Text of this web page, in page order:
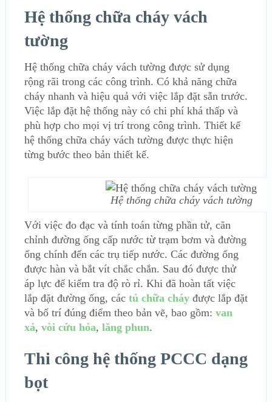
Hệ thống chữa cháy vách
tường
Hệ thống chữa cháy vách tường được sử dụng
rộng rãi trong các công trình. Có khả năng chữa
cháy nhanh và hiệu quả với việc lắp đặt sẵn trước.
Việc lắp đặt hệ thống này có chi phí khá thấp và
phù hợp cho mọi vị trí trong công trình. Thiết kế
hệ thống chữa cháy vách tường được thực hiện
từng bước theo bản thiết kế.
Hệ thống chữa cháy vách tường
Với việc đo đạc và tính toán từng phần tử, căn
chỉnh đường ống cấp nước từ trạm bơm và đường
ống chính đến các trụ tiếp nước. Các đường ống
được hàn và bắt vít chắc chắn. Sau đó được thử
áp lực để kiểm tra độ rò rỉ. Khi đã hoàn tất việc
lắp đặt đường ống, các tủ chữa cháyđược lắp đặt
và bố trí đúng điểm theo bản vẽ, bao gồm: van
xả, vòi cứu hỏa, lăng phun.
Thi công hệ thống PCCC dạng
bọt